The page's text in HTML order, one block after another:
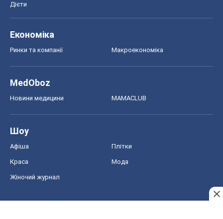
Дієти
Економіка
Ринки та компанії Макроекономіка
MedOboz
Новини медицини MAMACLUB
Шоу
Афіша Плітки
Краса Мода
Жіночий журнал